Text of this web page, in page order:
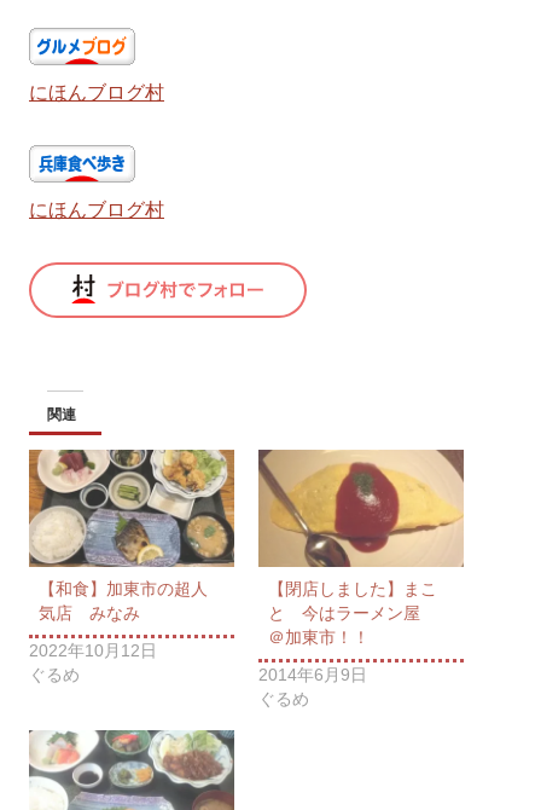
にほんブログ村
にほんブログ村
関連
【和食】加東市の超人
気店 みなみ
2022年10月12日
ぐるめ
【閉店しました】まこ
と 今はラーメン屋
＠加東市！！
2014年6月9日
ぐるめ